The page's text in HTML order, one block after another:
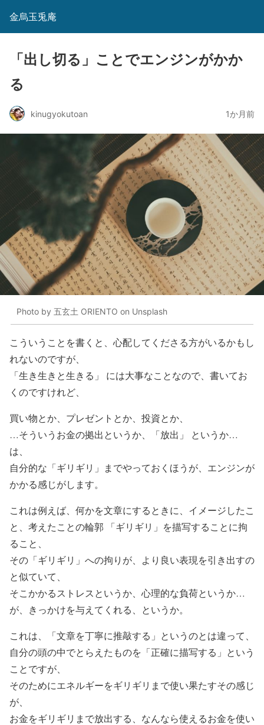
金烏玉兎庵
「出し切る」ことでエンジンがかか
る
kinugyokutoan 1か月前
Photo by 五玄土 ORIENTO on Unsplash
こういうことを書くと、心配してくださる方がいるかもし
れないのですが、
「生き生きと生きる」 には大事なことなので、書いてお
くのですけれど、
買い物とか、プレゼントとか、投資とか、
…そういうお金の拠出というか、「放出」 というか…
は、
自分的な「ギリギリ」までやっておくほうが、エンジンが
かかる感じがします。
これは例えば、何かを文章にするときに、イメージしたこ
と、考えたことの輪郭 「ギリギリ」を描写することに拘
ること、
その「ギリギリ」への拘りが、より良い表現を引き出すの
と似ていて、
そこかかるストレスというか、心理的な負荷というか…
が、きっかけを与えてくれる、というか。
これは、「文章を丁寧に推敲する」というのとは違って、
自分の頭の中でとらえたものを「正確に描写する」という
ことですが、
そのためにエネルギーをギリギリまで使い果たすその感じ
が、
お金をギリギリまで放出する、なんなら使えるお金を使い